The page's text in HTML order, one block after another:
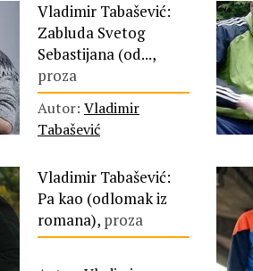
Vladimir Tabašević:
Zabluda Svetog
Sebastijana (od...,
proza
Autor: Vladimir
Tabašević
Vladimir Tabašević:
Pa kao (odlomak iz
romana), proza